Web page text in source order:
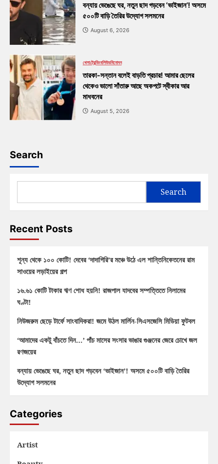
বন্যায় ভেঙেছে ঘর, নতুন ছাদ গড়বেন ‘ভাইজান’! অসমে
৫০০টি বাড়ি তৈরির উদ্যোগ সলমনের
August 6, 2026
খেলাট্রেন্ডিংবলিউডবিনোদন
তারকা-সন্তান বলেই বাড়তি প্রচার! আমার ছেলের
থেকেও ভালো সাঁতারু আছে অকপটে স্বীকার আর
মাধবনের
August 5, 2026
Search
Search
Recent Posts
শূন্য থেকে ১০০ কোটি! দেবের ‘দাদাগিরি’র মঞ্চে উঠে এল শান্তিনিকেতনের রাম
সাওয়ের লড়াইয়ের গল্প
১৬.৬১ কোটি টাকার ঋণ শোধ হয়নি! রাজপাল যাদবের সম্পত্তিতে নিলামের
ঘণ্টা!
নিউজরুম ছেড়ে টার্ফে সাংবাদিকরা! জমে উঠল মার্লিন-সিএসজেসি মিডিয়া ফুটবল
‘আমাদের একটু বাঁচতে দিন…’ পাঁচ মাসের সংসার ভাঙার গুঞ্জনের জেরে চোখে জল
রণজয়ের
বন্যায় ভেঙেছে ঘর, নতুন ছাদ গড়বেন ‘ভাইজান’! অসমে ৫০০টি বাড়ি তৈরির
উদ্যোগ সলমনের
Categories
Artist